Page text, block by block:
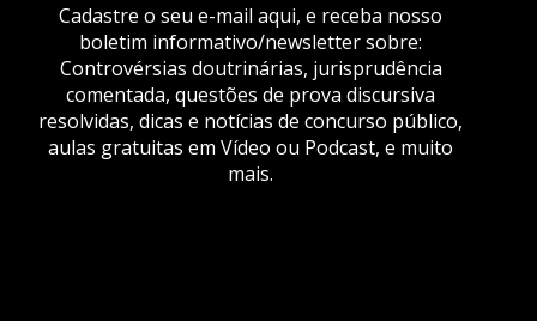
Cadastre o seu e-mail aqui, e receba nosso
boletim informativo/newsletter sobre:
Controvérsias doutrinárias, jurisprudência
comentada, questões de prova discursiva
resolvidas, dicas e notícias de concurso público,
aulas gratuitas em Vídeo ou Podcast, e muito
mais.